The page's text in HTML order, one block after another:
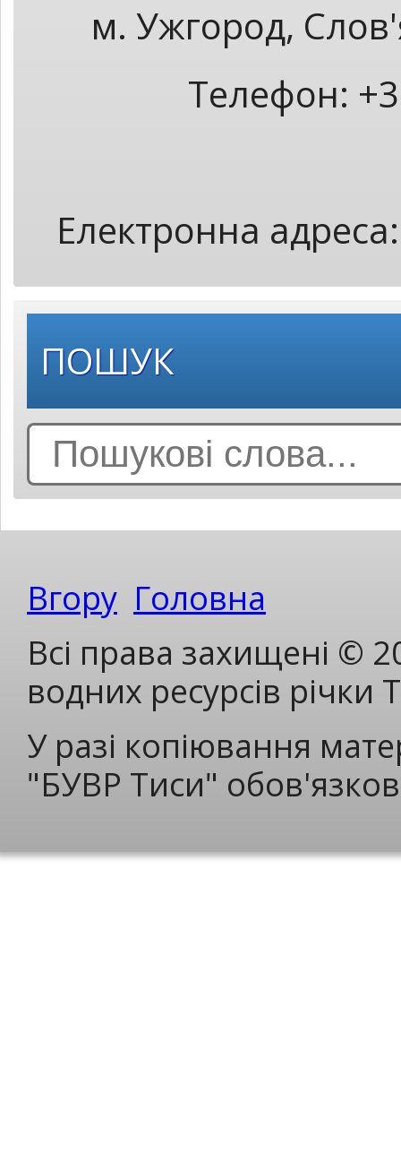
м. Ужгород,
Телефон:
Електронна
ПОШУК
Search
for:
Вгору Головна
Всі права захищені ©
водних ресурсів річки
У разі копіювання
"БУВР Тиси"